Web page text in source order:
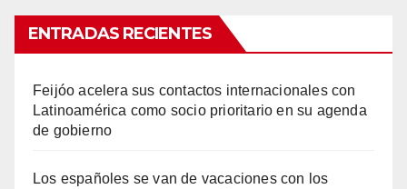
ENTRADAS RECIENTES
Feijóo acelera sus contactos internacionales con
Latinoamérica como socio prioritario en su agenda
de gobierno
Los españoles se van de vacaciones con los